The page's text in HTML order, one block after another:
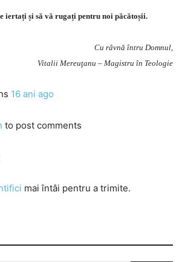
iertați și să vă rugați pentru noi păcătoșii.
Cu râvnă întru Domnul,
Vitalii Mereuţanu – Magistru în Teologie
16 ani ago
to post comments
mai întâi pentru a trimite.